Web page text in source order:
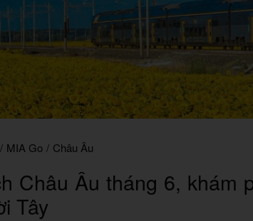
/ MIA Go / Châu Âu
Châu Âu tháng 6, khám
Tây